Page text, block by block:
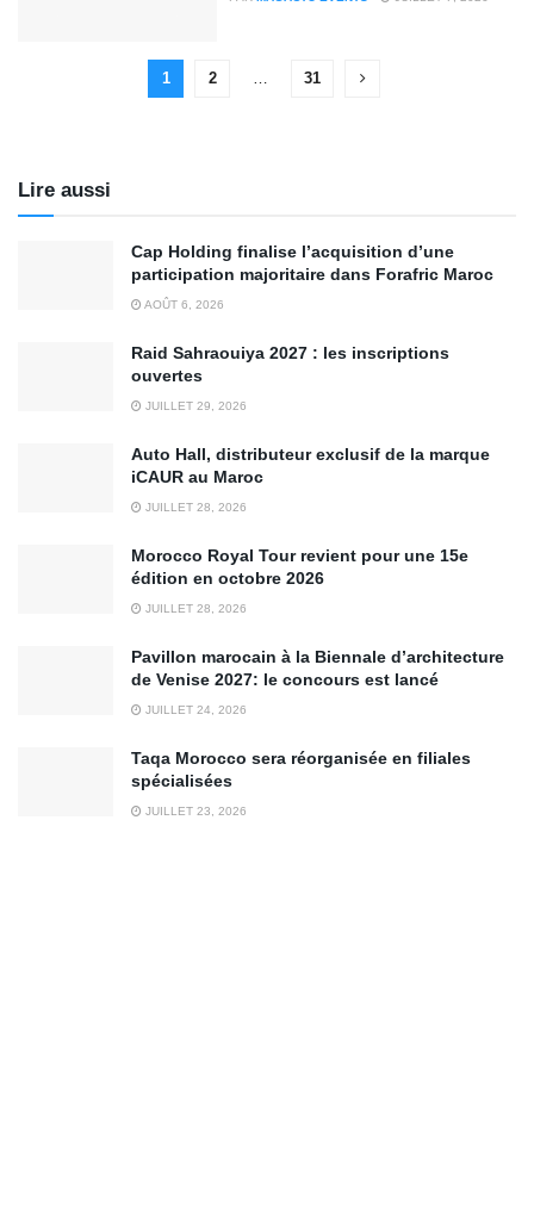
1 2 … 31
Lire aussi
Cap Holding finalise l’acquisition d’une
participation majoritaire dans Forafric Maroc
AOÛT 6, 2026
Raid Sahraouiya 2027 : les inscriptions
ouvertes
JUILLET 29, 2026
Auto Hall, distributeur exclusif de la marque
iCAUR au Maroc
JUILLET 28, 2026
Morocco Royal Tour revient pour une 15e
édition en octobre 2026
JUILLET 28, 2026
Pavillon marocain à la Biennale d’architecture
de Venise 2027: le concours est lancé
JUILLET 24, 2026
Taqa Morocco sera réorganisée en filiales
spécialisées
JUILLET 23, 2026